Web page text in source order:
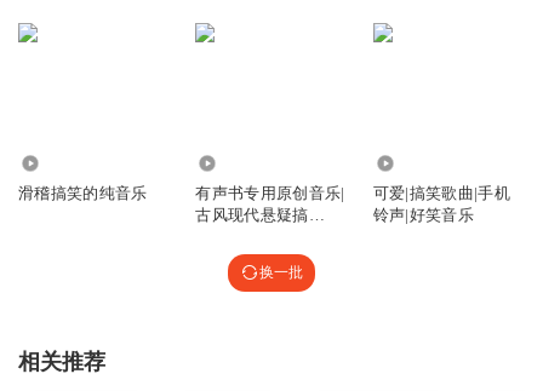
滑稽搞笑的纯音乐
有声书专用原创音乐|
古风现代悬疑搞
可爱|搞笑歌曲|手机
铃声|好笑音乐
换一批
相关推荐